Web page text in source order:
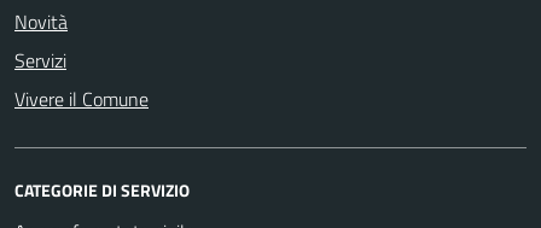
Novità
Servizi
Vivere il Comune
CATEGORIE DI SERVIZIO